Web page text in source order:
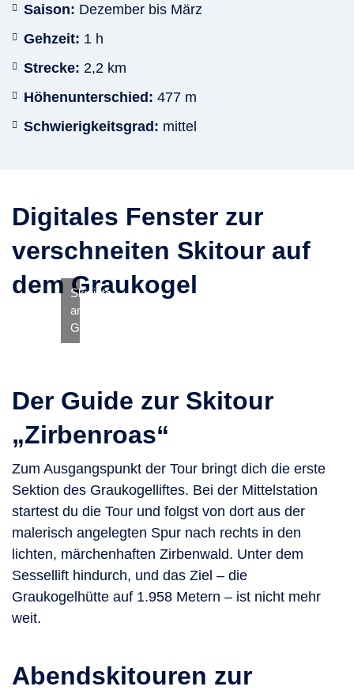
Saison: Dezember bis März
Gehzeit: 1 h
Strecke: 2,2 km
Höhenunterschied: 477 m
Schwierigkeitsgrad: mittel
Digitales Fenster zur
verschneiten Skitour auf
dem Graukogel
Skipiste
am
Graukogel
Der Guide zur Skitour
„Zirbenroas“
Zum Ausgangspunkt der Tour bringt dich die erste
Sektion des Graukogelliftes. Bei der Mittelstation
startest du die Tour und folgst von dort aus der
malerisch angelegten Spur nach rechts in den
lichten, märchenhaften Zirbenwald. Unter dem
Sessellift hindurch, und das Ziel – die
Graukogelhütte auf 1.958 Metern – ist nicht mehr
weit.
Abendskitouren zur